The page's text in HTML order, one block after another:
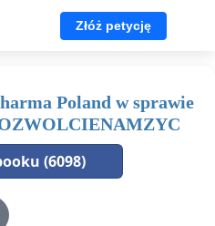
Złóż petycję
Poland w sprawie
(6098)